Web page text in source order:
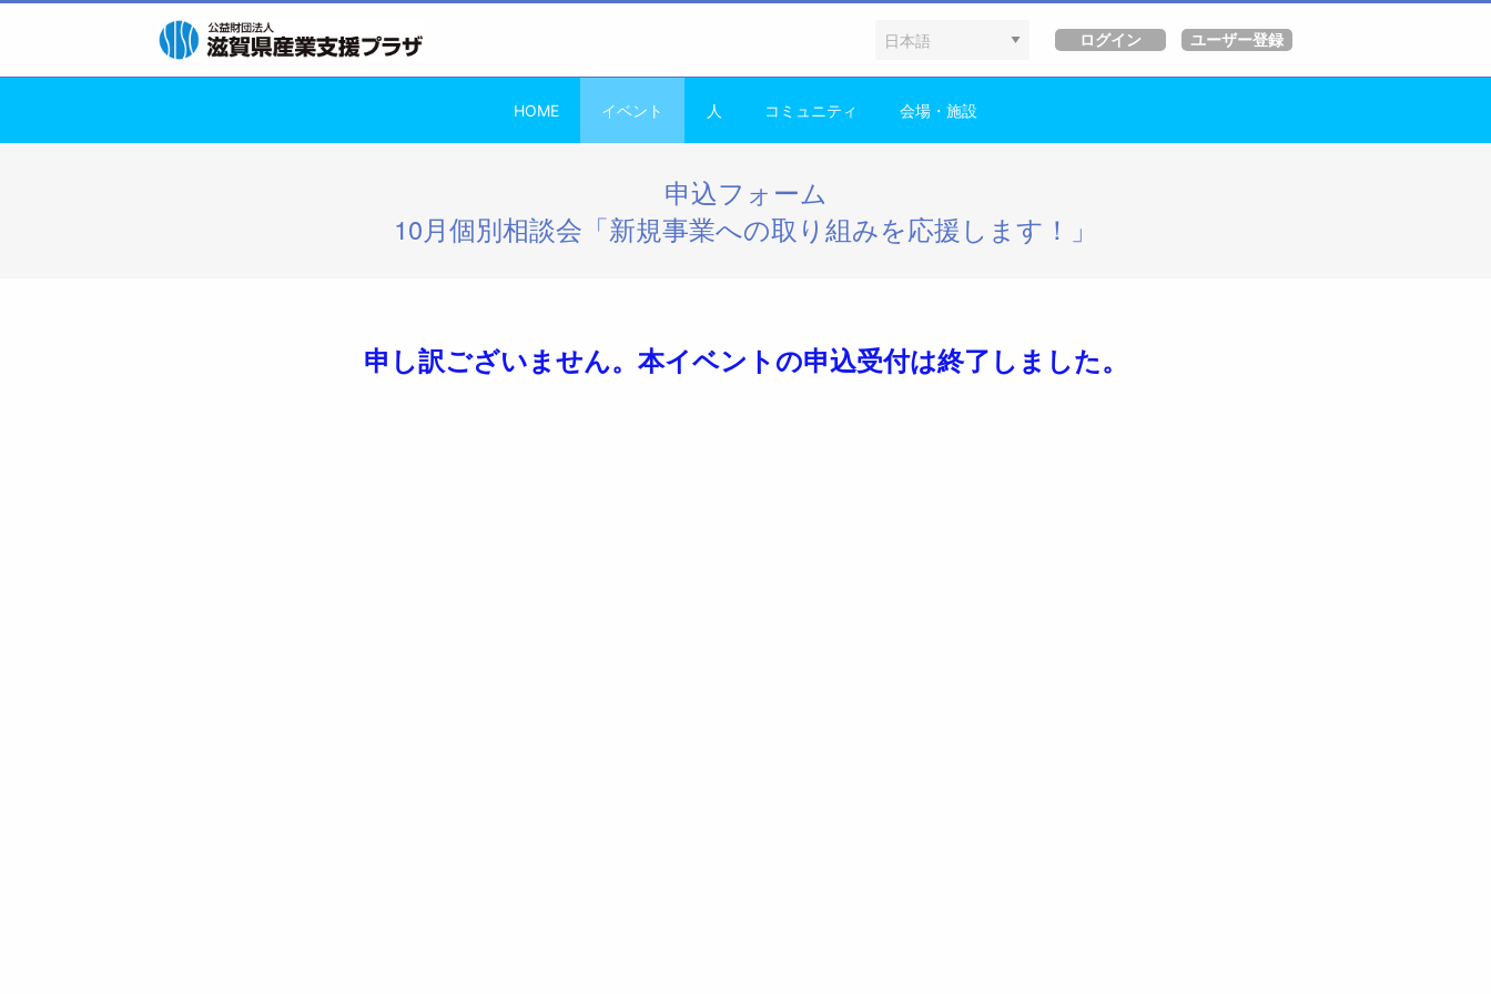
HOME イベント 人 コミュニティ 会場・施設
申込フォーム
10月個別相談会「新規事業への取り組みを応援します！」
申し訳ございません。本イベントの申込受付は終了しました。